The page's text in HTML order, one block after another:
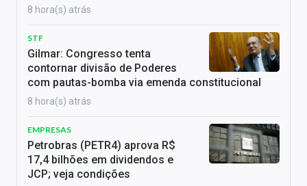
8 hora(s) atrás
STF
Gilmar: Congresso tenta
contornar divisão de Poderes
com pautas-bomba via emenda constitucional
8 hora(s) atrás
EMPRESAS
Petrobras (PETR4) aprova R$
17,4 bilhões em dividendos e
JCP; veja condições